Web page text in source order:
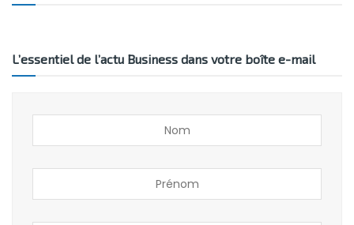
L’essentiel de l’actu Business dans votre boîte e-mail